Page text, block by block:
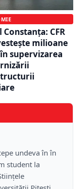
CFR
milioane
supervizarea
undeva în în
student la